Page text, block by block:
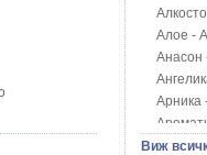
Алое -
Анасон
Арника
Арония
Виж